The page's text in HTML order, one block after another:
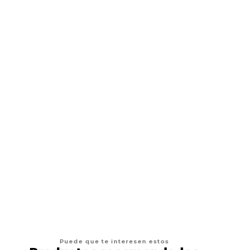
Puede que te interesen estos